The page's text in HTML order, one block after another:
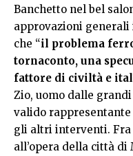
Banchetto nel bel
approvazioni
che “il problema
tornaconto, una
fattore di civiltà e
Zio, uomo dalle
valido
gli altri interventi. Fra
all’opera della città di